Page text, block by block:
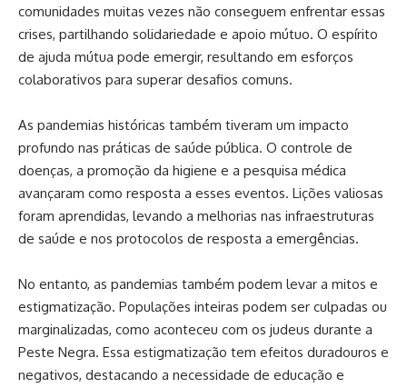
comunidades muitas vezes não conseguem enfrentar essas
crises, partilhando solidariedade e apoio mútuo. O espírito
de ajuda mútua pode emergir, resultando em esforços
colaborativos para superar desafios comuns.
As pandemias históricas também tiveram um impacto
profundo nas práticas de saúde pública. O controle de
doenças, a promoção da higiene e a pesquisa médica
avançaram como resposta a esses eventos. Lições valiosas
foram aprendidas, levando a melhorias nas infraestruturas
de saúde e nos protocolos de resposta a emergências.
No entanto, as pandemias também podem levar a mitos e
estigmatização. Populações inteiras podem ser culpadas ou
marginalizadas, como aconteceu com os judeus durante a
Peste Negra. Essa estigmatização tem efeitos duradouros e
negativos, destacando a necessidade de educação e